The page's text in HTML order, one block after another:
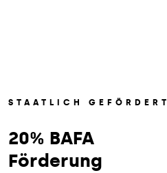
STAATLICH GEFÖRDERT
20% BAFA
Förderung